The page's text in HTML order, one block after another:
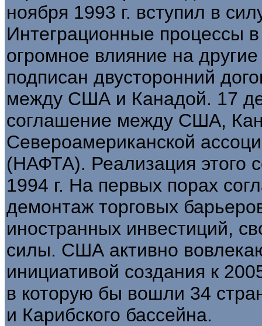
ноября 1993 г. вступил в
Интеграционные процессы
огромное влияние на
подписан двусторонний
между США и Канадой. 17
соглашение между США,
Североамериканской
(НАФТА). Реализация этого
1994 г. На первых порах
демонтаж торговых
иностранных инвестиций,
силы. США активно
инициативой создания к
в которую бы вошли 34
и Карибского бассейна.